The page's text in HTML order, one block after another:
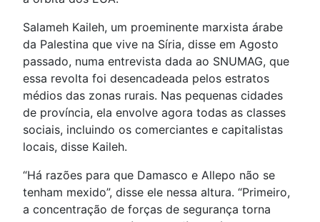
Salameh Kaileh, um proeminente marxista árabe
da Palestina que vive na Síria, disse em Agosto
passado, numa entrevista dada ao SNUMAG, que
essa revolta foi desencadeada pelos estratos
médios das zonas rurais. Nas pequenas cidades
de província, ela envolve agora todas as classes
sociais, incluindo os comerciantes e capitalistas
locais, disse Kaileh.
“Há razões para que Damasco e Allepo não se
tenham mexido”, disse ele nessa altura. “Primeiro,
a concentração de forças de segurança torna